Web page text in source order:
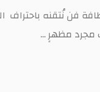
فلل وشقق بالرياض 0552086036